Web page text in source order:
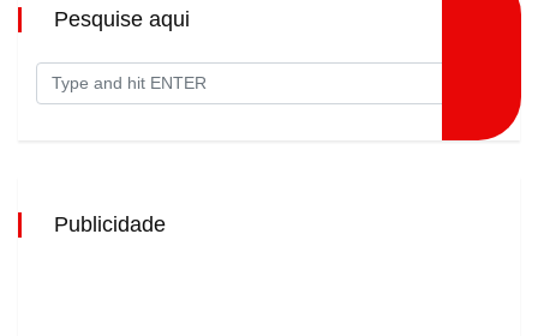
Pesquise aqui
Publicidade